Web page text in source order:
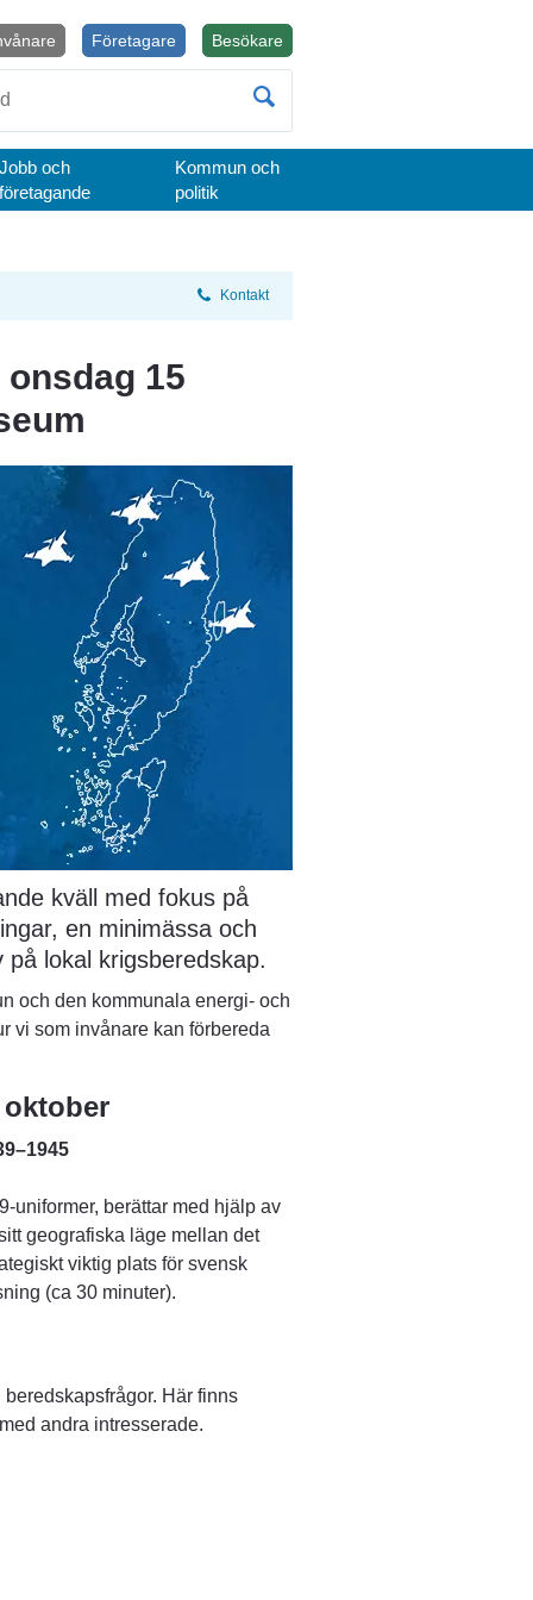
BesökareÖppnas i nytt fönster.
Företagare
Jobb och
företagande
Kommun och
politik
Kontakt
15
kväll med fokus på
en minimässa och
lokal krigsberedskap.
och den kommunala energi- och
vi som invånare kan förbereda
uniformer, berättar med hjälp av
geografiska läge mellan det
viktig plats för svensk
(ca 30 minuter).
Här finns
andra intresserade.